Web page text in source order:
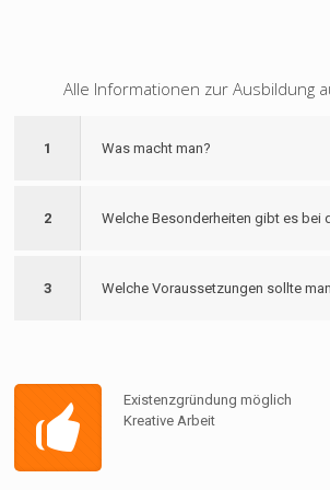
Alle Informationen zur Ausbildung
1 Was macht man?
2 Welche Besonderheiten gibt es bei
3 Welche Voraussetzungen sollte
Existenzgründung möglich
Kreative Arbeit